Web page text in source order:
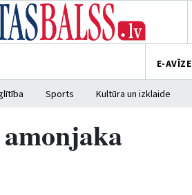
E-AVĪZE
Sports Kultūra un izklaide